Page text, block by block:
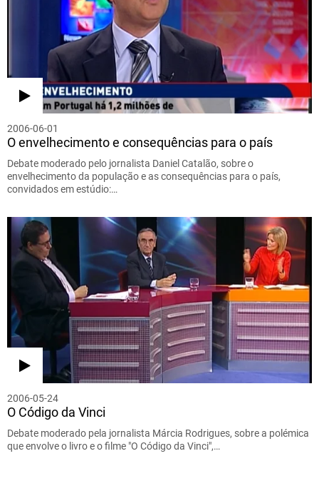
2006-06-01
O envelhecimento e consequências para o país
Debate moderado pelo jornalista Daniel Catalão, sobre o
envelhecimento da população e as consequências para o país,
convidados em estúdio:…
2006-05-24
O Código da Vinci
Debate moderado pela jornalista Márcia Rodrigues, sobre a polémica
que envolve o livro e o filme "O Código da Vinci",…